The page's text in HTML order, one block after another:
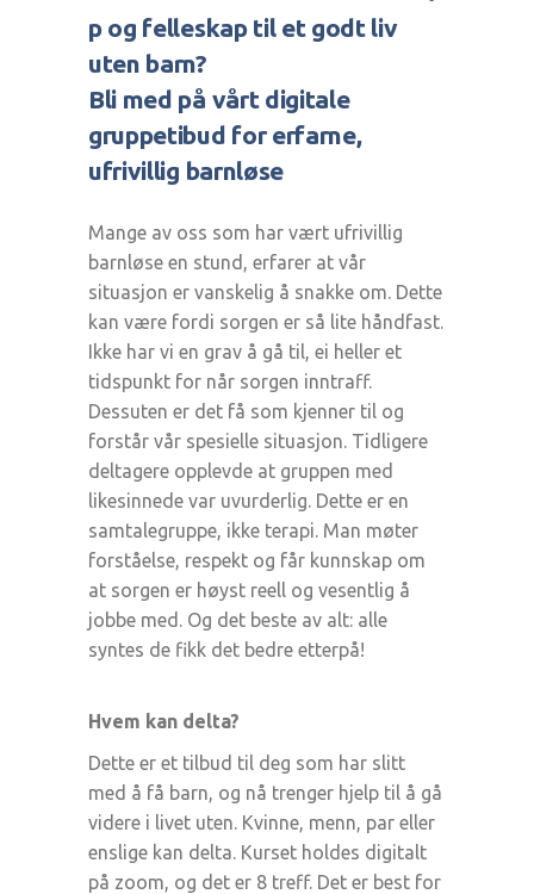
p og felleskap til et godt liv
uten barn?
Bli med på vårt digitale
gruppetibud for erfarne,
ufrivillig barnløse
Mange av oss som har vært ufrivillig
barnløse en stund, erfarer at vår
situasjon er vanskelig å snakke om. Dette
kan være fordi sorgen er så lite håndfast.
Ikke har vi en grav å gå til, ei heller et
tidspunkt for når sorgen inntraff.
Dessuten er det få som kjenner til og
forstår vår spesielle situasjon. Tidligere
deltagere opplevde at gruppen med
likesinnede var uvurderlig. Dette er en
samtalegruppe, ikke terapi. Man møter
forståelse, respekt og får kunnskap om
at sorgen er høyst reell og vesentlig å
jobbe med. Og det beste av alt: alle
syntes de fikk det bedre etterpå!
Hvem kan delta?
Dette er et tilbud til deg som har slitt
med å få barn, og nå trenger hjelp til å gå
videre i livet uten. Kvinne, menn, par eller
enslige kan delta. Kurset holdes digitalt
på zoom, og det er 8 treff. Det er best for